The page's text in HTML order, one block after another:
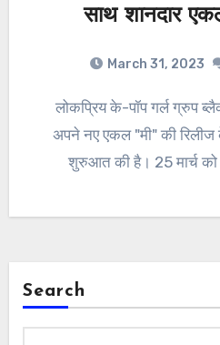
साथ शानदार
March 31, 2023
लोकप्रिय के-पॉप गर्ल ग्रुप ब्लैकपिंक की गायिका जीसू ने
अपने नए एकल "मी" की रिलीज
शुरुआत की है। 25 मार्च को
Search